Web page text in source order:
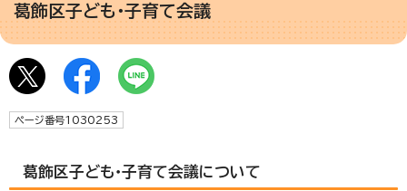
葛飾区子ども・子育て会議
ページ番号1030253
葛飾区子ども・子育て会議について